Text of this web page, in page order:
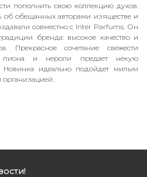
пополнить свою коллекцию духов.
об обещанных авторами изяществе и
совместно с Inter Parfums. Он
бренда: высокое качество и
Прекрасное сочетание свежести
пиона и нероли предает некую
Новинка идеально подойдет милым